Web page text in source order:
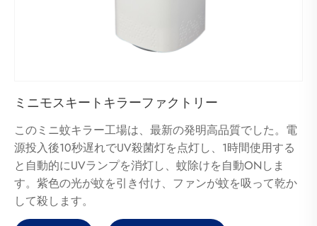
ミニモスキートキラーファクトリー
このミニ蚊キラー工場は、最新の発明高品質でした。電
源投入後10秒遅れでUV殺菌灯を点灯し、1時間使用する
と自動的にUVランプを消灯し、蚊除けを自動ONしま
す。紫色の光が蚊を引き付け、ファンが蚊を吸って乾か
して殺します。